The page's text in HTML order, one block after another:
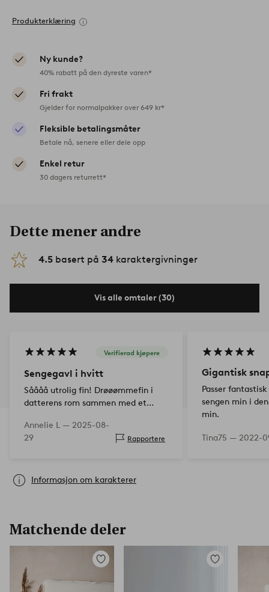
Produkterklæring
Ny kunde?
40% rabatt på den dyreste varen*
Fri frakt
Gjelder for normalpakker over 649 kr*
Fleksible betalingsmåter
Betale nå, senere eller dele opp
Enkel retur
30 dagers returrett*
Dette mener andre
4.5 basert på 34 karaktergivninger
Vis alle omtaler (30)
Verifierad kjøpere
Sengegavl i hvitt
Såååå utrolig fin! Drøøømmefin i
datterens rom sammen med et
sengetøysett. Den er mer mot det
naturhvite i fargen, men det gjør
Annelie L — 2025-08-
29
Rapportere
Gigantisk
Passer
sengen min i
min.
Tina75 — 2022-
Informasjon om karakterer
Matchende deler
Legg
favoritter
Legg